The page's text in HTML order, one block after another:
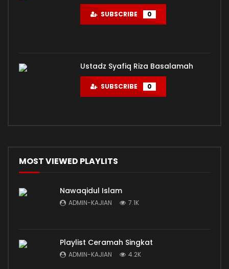
SUBSCRIBE 0
Ustadz Syafiq Riza Basalamah
SUBSCRIBE 0
MOST VIEWED PLAYLITS
Nawaqidul Islam
ADMIN-KAJIAN 7.1K
Playlist Ceramah Singkat
ADMIN-KAJIAN 4.2K